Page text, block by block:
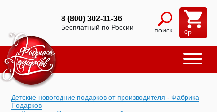
8 (800) 302-11-36
Бесплатный по России поиск 0р.
Детские новогодние подарков от производителя - Фабрика
Подарков